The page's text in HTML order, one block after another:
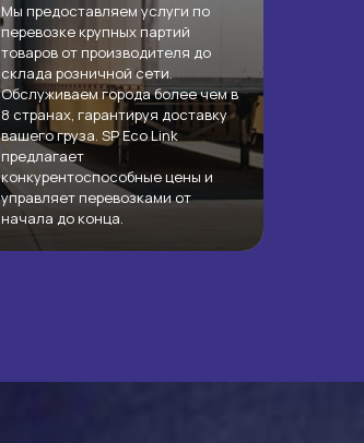
Мы предоставляем услуги по
перевозке крупных партий
товаров от производителя до
склада розничной сети.
Обслуживаем города более чем в
8 странах, гарантируя доставку
вашего груза. SP Eco Link
предлагает
конкурентоспособные цены и
управляет перевозками от
начала до конца.